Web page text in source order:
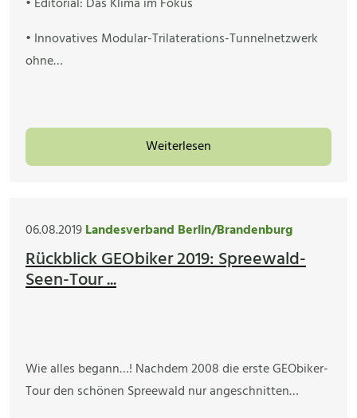
• Innovatives Modular-Trilaterations-Tunnelnetzwerk
ohne…
Weiterlesen
06.08.2019Landesverband Berlin/Brandenburg
Rückblick GEObiker 2019: Spreewald-
Seen-Tour ...
Wie alles begann…! Nachdem 2008 die erste GEObiker-
Tour den schönen Spreewald nur angeschnitten…